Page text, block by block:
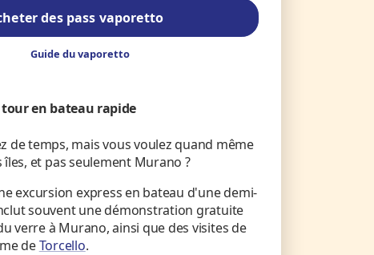
des pass vaporetto
Guide du vaporetto
en bateau rapide
de temps, mais vous voulez quand même
et pas seulement Murano ?
excursion express en bateau d'une demi-
souvent une démonstration gratuite
verre à Murano, ainsi que des visites de
deTorcello.